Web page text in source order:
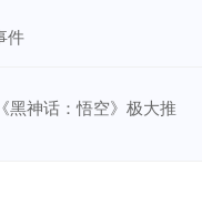
件
黑神话：悟空》极大推